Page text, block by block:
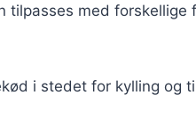
med forskellige
i stedet for kylling og